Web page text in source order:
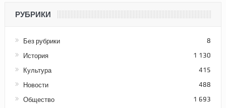
РУБРИКИ
Без рубрики 8
История 1 130
Культура 415
Новости 488
Общество 1 693